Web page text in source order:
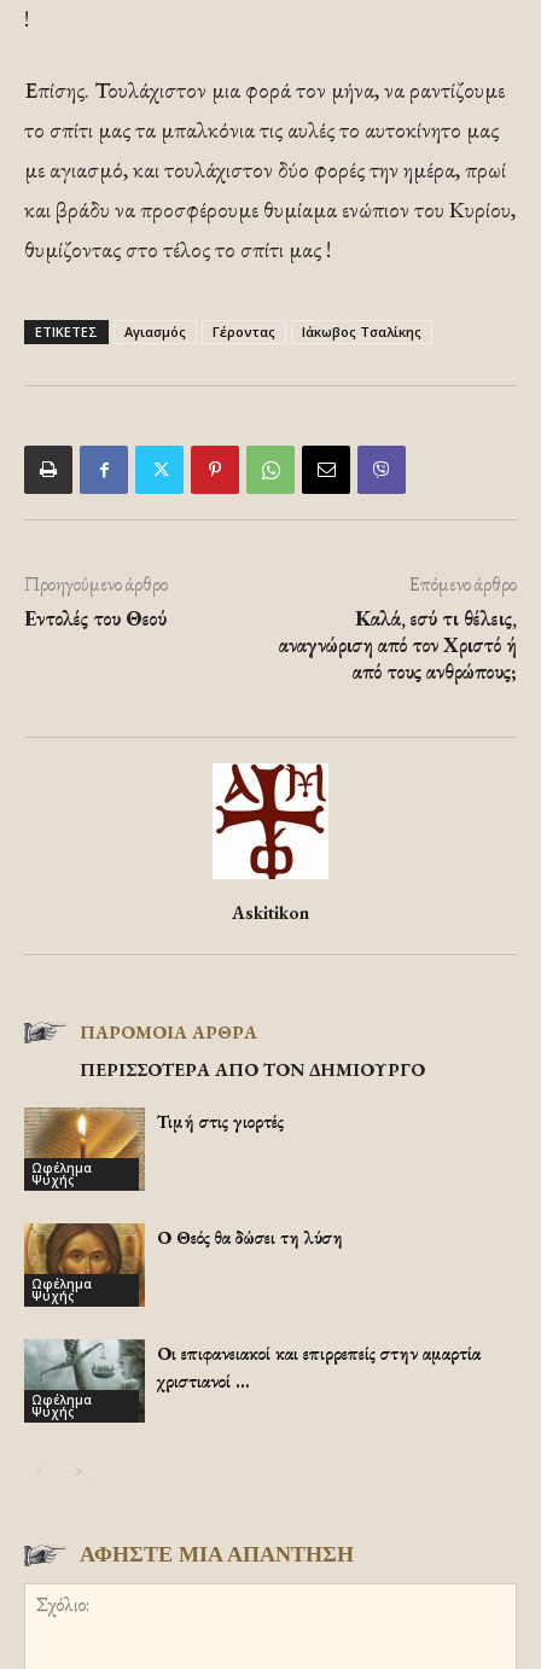
!
Επίσης. Τουλάχιστον μια φορά τον μήνα, να ραντίζουμε
το σπίτι μας τα μπαλκόνια τις αυλές το αυτοκίνητο μας
με αγιασμό, και τουλάχιστον δύο φορές την ημέρα, πρωί
και βράδυ να προσφέρουμε θυμίαμα ενώπιον του Κυρίου,
θυμίζοντας στο τέλος το σπίτι μας !
ΕΤΙΚΕΤΕΣ Αγιασμός Γέροντας Ιάκωβος Τσαλίκης
Προηγούμενο άρθρο
Εντολές του Θεού
Επόμενο άρθρο
Καλά, εσύ τι θέλεις,
αναγνώριση από τον Χριστό ή
από τους ανθρώπους;
Askitikon
ΠΑΡΟΜΟΙΑ ΑΡΘΡΑ
ΠΕΡΙΣΣΟΤΕΡΑ ΑΠΟ ΤΟΝ ΔΗΜΙΟΥΡΓΟ
Ωφέλημα
Ψυχής
Τιμή στις γιορτές
Ωφέλημα
Ψυχής
Ο Θεός θα δώσει τη λύση
Ωφέλημα
Ψυχής
Οι επιφανειακοί και επιρρεπείς στην αμαρτία
χριστιανοί …
ΑΦΗΣΤΕ ΜΙΑ ΑΠΑΝΤΗΣΗ